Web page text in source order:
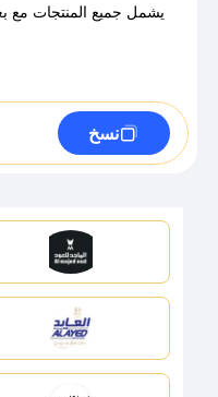
يشمل جميع المنتجات مع
نسخ